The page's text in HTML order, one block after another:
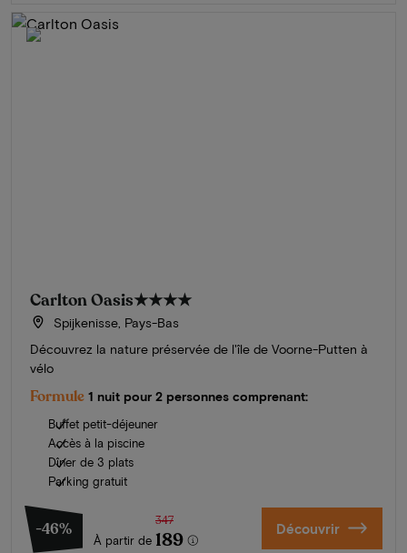
Carlton Oasis★★★★
Spijkenisse, Pays-Bas
Découvrez la nature préservée de l'île de Voorne-Putten à
vélo
Formule 1 nuit pour 2 personnes comprenant:
Buffet petit-déjeuner
Accès à la piscine
Dîner de 3 plats
Parking gratuit
-46%
À partir de
347
189 Découvrir